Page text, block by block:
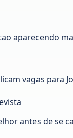
aparecendo
vagas para
antes de se